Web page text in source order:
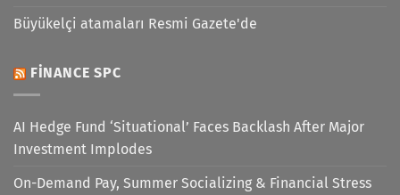
Büyükelçi atamaları Resmi Gazete'de
FINANCE SPC
AI Hedge Fund ‘Situational’ Faces Backlash After Major
Investment Implodes
On-Demand Pay, Summer Socializing & Financial Stress